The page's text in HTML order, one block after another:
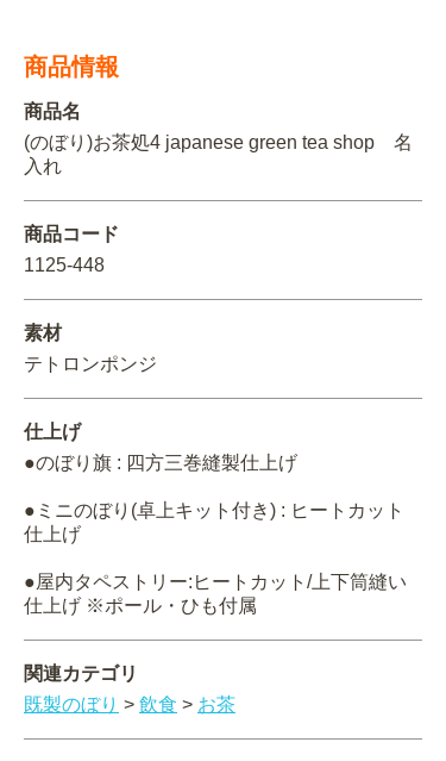
商品情報
商品名
(のぼり)お茶処4 japanese green tea shop 名
入れ
商品コード
1125-448
素材
テトロンポンジ
仕上げ
●のぼり旗 : 四方三巻縫製仕上げ
●ミニのぼり(卓上キット付き) : ヒートカット
仕上げ
●屋内タペストリー:ヒートカット/上下筒縫い
仕上げ ※ポール・ひも付属
関連カテゴリ
既製のぼり > 飲食 > お茶